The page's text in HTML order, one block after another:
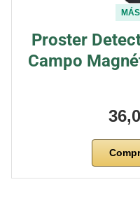
Proster
Campo